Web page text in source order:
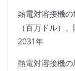
熱電対溶接機
（百万ドル）
2031年
熱電対溶接機